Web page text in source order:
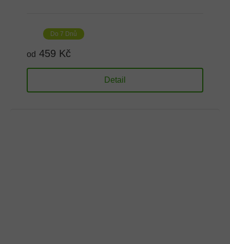
Do 7 Dnů
od 459 Kč
Detail